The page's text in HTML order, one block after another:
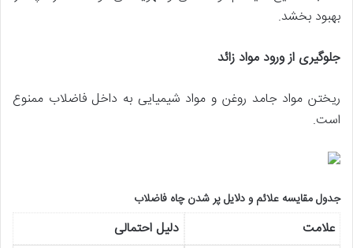
بهبود بخشد.
جلوگیری از ورود مواد زائد
ریختن مواد جامد روغن و مواد شیمیایی به داخل فاضلاب ممنوع
است.
جدول مقایسه علائم و دلایل پر شدن چاه فاضلاب
علامت
دلیل احتمالی